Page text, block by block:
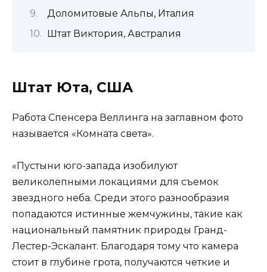
Доломитовые Альпы, Италия
Штат Виктория, Австралия
Штат Юта, США
Работа Спенсера Веллинга на заглавном фото
называется «Комната света».
«Пустыни юго-запада изобилуют
великолепными локациями для съемок
звездного неба. Среди этого разнообразия
попадаются истинные жемчужины, такие как
национальный памятник природы Гранд-
Лестер-Эскалант. Благодаря тому что камера
стоит в глубине грота, получаются четкие и